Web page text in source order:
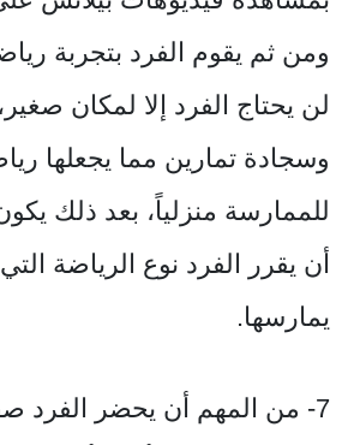
ومن ثم يقوم الفرد بتجربة
لن يحتاج الفرد إلا لمكان
وسجادة تمارين مما يجعلها
للممارسة منزلياً، بعد ذلك
أن يقرر الفرد نوع الرياضة
يمارسها.
7- من المهم أن يحضر الفرد